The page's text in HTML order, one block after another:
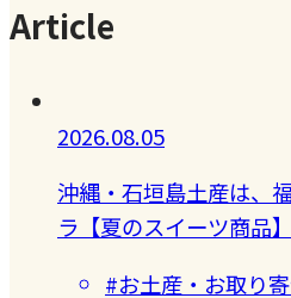
Article
2026.08.05
沖縄・石垣島土産は、
ラ【夏のスイーツ商品】
#お土産・お取り